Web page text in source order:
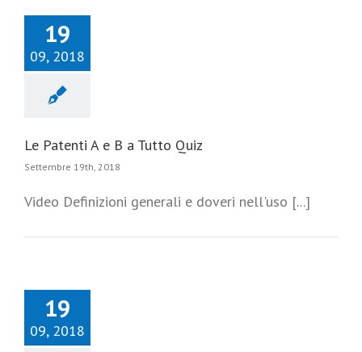
19
09, 2018
Le Patenti A e B a Tutto Quiz
Settembre 19th, 2018
Video Definizioni generali e doveri nell'uso [...]
19
09, 2018